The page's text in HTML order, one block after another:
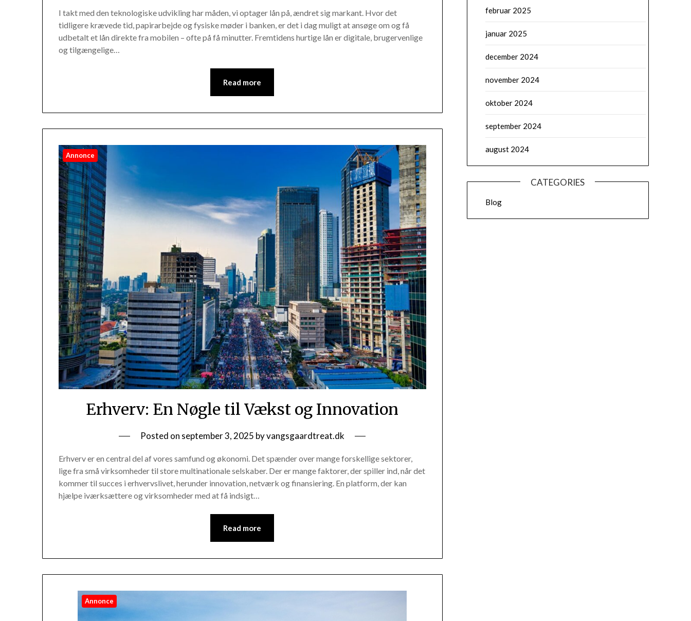
I takt med den teknologiske udvikling har måden, vi optager lån på, ændret sig markant. Hvor det
tidligere krævede tid, papirarbejde og fysiske møder i banken, er det i dag muligt at ansøge om og få
udbetalt et lån direkte fra mobilen – ofte på få minutter. Fremtidens hurtige lån er digitale, brugervenlige
og tilgængelige…
Read more
Annonce
Erhverv: En Nøgle til Vækst og Innovation
Posted on september 3, 2025 byvangsgaardtreat.dk
Erhverv er en central del af vores samfund og økonomi. Det spænder over mange forskellige sektorer,
lige fra små virksomheder til store multinationale selskaber. Der er mange faktorer, der spiller ind, når det
kommer til succes i erhvervslivet, herunder innovation, netværk og finansiering. En platform, der kan
hjælpe iværksættere og virksomheder med at få indsigt…
Read more
Annonce
februar 2025
januar 2025
december 2024
november 2024
oktober 2024
september 2024
august 2024
CATEGORIES
Blog